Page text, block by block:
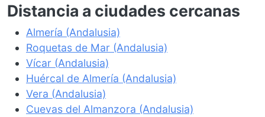
Distancia a ciudades cercanas
Almería (Andalusia)
Roquetas de Mar (Andalusia)
Vícar (Andalusia)
Huércal de Almería (Andalusia)
Vera (Andalusia)
Cuevas del Almanzora (Andalusia)